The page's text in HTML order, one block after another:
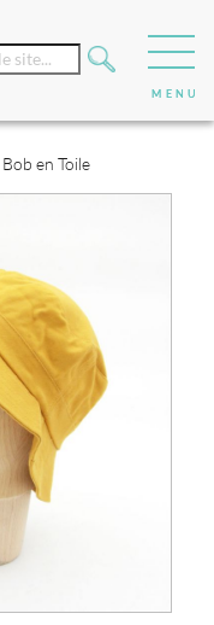
Bob en Toile